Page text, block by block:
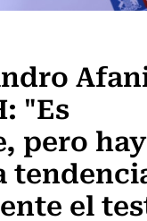
"Es
pero
el